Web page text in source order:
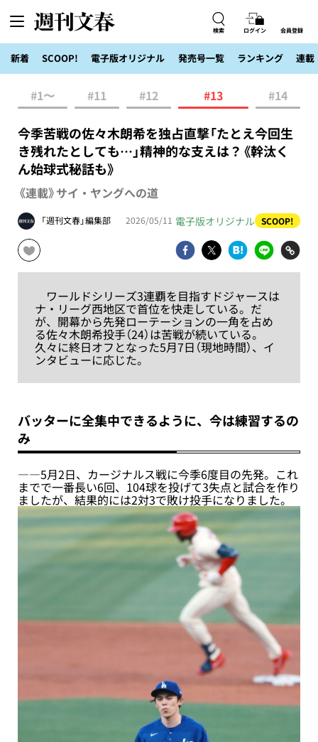
検索 ログイン 会員登録
新着 SCOOP! 電子版オリジナル 発売号一覧 ランキング 連載
#1〜 #11 #12 #13 #14
今季苦戦の佐々木朗希を独占直撃「たとえ今回生
き残れたとしても…」精神的な支えは？《幹汰く
ん始球式秘話も》
《連載》サイ・ヤングへの道
「週刊文春」編集部 2026/05/11 電子版オリジナル SCOOP!
ワールドシリーズ3連覇を目指すドジャースは
ナ・リーグ西地区で首位を快走している。だ
が、開幕から先発ローテーションの一角を占め
る佐々木朗希投手（24）は苦戦が続いている。
久々に終日オフとなった5月7日（現地時間）、イ
ンタビューに応じた。
バッターに全集中できるように、今は練習するの
み
――5月2日、カージナルス戦に今季6度目の先発。これ
までで一番長い6回、104球を投げて3失点と試合を作り
ましたが、結果的には2対3で敗け投手になりました。